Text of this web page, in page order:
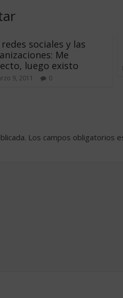
redes sociales y las
Me
luego existo
9, 2011 0
Los campos obligatorios